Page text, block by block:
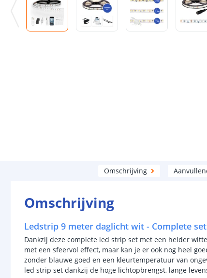
Omschrijving
Omschrijving
Ledstrip 9 meter daglicht wit - Complete
Dankzij deze complete led strip set met een helder
met een sfeervol effect, maar kan je er ook nog heel
zonder blauwe goed en een kleurtemperatuur van
led strip set dankzij de hoge lichtopbrengst, lange